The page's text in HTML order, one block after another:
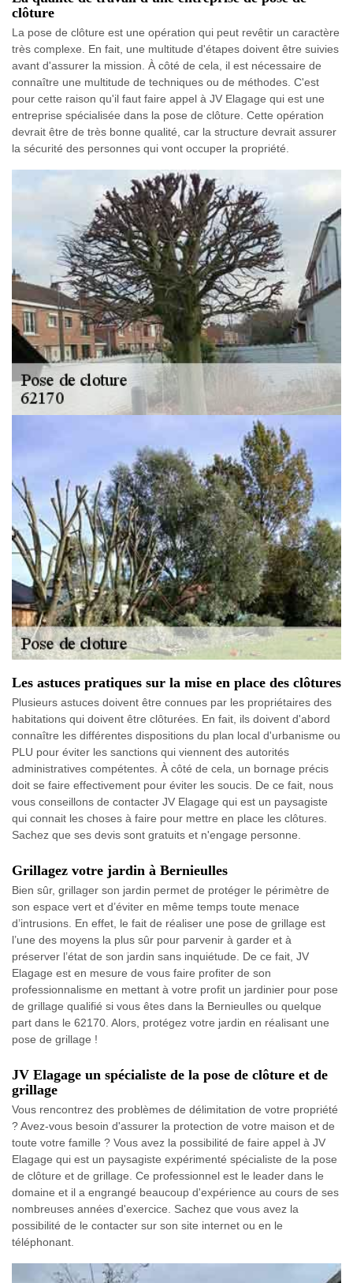
clôture
La pose de clôture est une opération qui peut revêtir un caractère
très complexe. En fait, une multitude d'étapes doivent être suivies
avant d'assurer la mission. À côté de cela, il est nécessaire de
connaître une multitude de techniques ou de méthodes. C'est
pour cette raison qu'il faut faire appel à JV Elagage qui est une
entreprise spécialisée dans la pose de clôture. Cette opération
devrait être de très bonne qualité, car la structure devrait assurer
la sécurité des personnes qui vont occuper la propriété.
Les astuces pratiques sur la mise en place des clôtures
Plusieurs astuces doivent être connues par les propriétaires des
habitations qui doivent être clôturées. En fait, ils doivent d'abord
connaître les différentes dispositions du plan local d'urbanisme ou
PLU pour éviter les sanctions qui viennent des autorités
administratives compétentes. À côté de cela, un bornage précis
doit se faire effectivement pour éviter les soucis. De ce fait, nous
vous conseillons de contacter JV Elagage qui est un paysagiste
qui connait les choses à faire pour mettre en place les clôtures.
Sachez que ses devis sont gratuits et n'engage personne.
Grillagez votre jardin à Bernieulles
Bien sûr, grillager son jardin permet de protéger le périmètre de
son espace vert et d’éviter en même temps toute menace
d’intrusions. En effet, le fait de réaliser une pose de grillage est
l’une des moyens la plus sûr pour parvenir à garder et à
préserver l’état de son jardin sans inquiétude. De ce fait, JV
Elagage est en mesure de vous faire profiter de son
professionnalisme en mettant à votre profit un jardinier pour pose
de grillage qualifié si vous êtes dans la Bernieulles ou quelque
part dans le 62170. Alors, protégez votre jardin en réalisant une
pose de grillage !
JV Elagage un spécialiste de la pose de clôture et de
grillage
Vous rencontrez des problèmes de délimitation de votre propriété
? Avez-vous besoin d'assurer la protection de votre maison et de
toute votre famille ? Vous avez la possibilité de faire appel à JV
Elagage qui est un paysagiste expérimenté spécialiste de la pose
de clôture et de grillage. Ce professionnel est le leader dans le
domaine et il a engrangé beaucoup d'expérience au cours de ses
nombreuses années d'exercice. Sachez que vous avez la
possibilité de le contacter sur son site internet ou en le
téléphonant.